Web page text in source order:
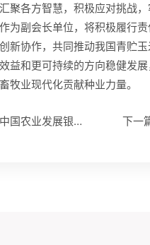
聚各方智慧，积极应对挑战，
为副会长单位，将积极履行
新协作，共同推动我国青贮
益和更可持续的方向稳健发
牧业现代化贡献种业力量。
中国农业发展银行董事 下一